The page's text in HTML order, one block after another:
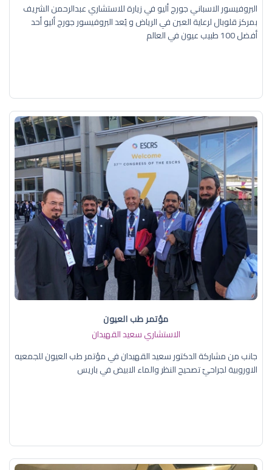
البروفيسور الاسباني جورج أليو في زيارة للاستشاري عبدالرحمن الشريف
بمركز قلوبال لرعاية العين في الرياض و يُعد البروفيسور جورج أليو أحد
أفضل 100 طبيب عيون في العالم
مؤتمر طب العيون
الاستشاري سعيد القهيدان
جانب من مشاركة الدكتور سعيد القهيدان في مؤتمر طب العيون للجمعيه
الاوروبية لجراحيّ تصحيح النظر والماء الابيض في باريس